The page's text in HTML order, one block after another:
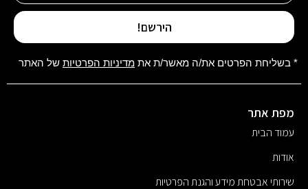
הירשם!
* בשליחת הפרטים את/ה מאשר/ת את מדיניות הפרטיות של האתר
מפת אתר
עמוד הבית
אודות
שירותי אבטחת מידע והגנת הפרטיות